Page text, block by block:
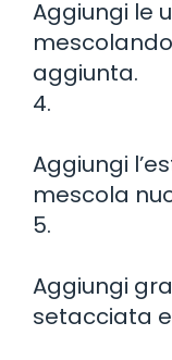
Aggiungi le
aggiunta.
4.
Aggiungi
mescola
5.
Aggiungi
setacciata